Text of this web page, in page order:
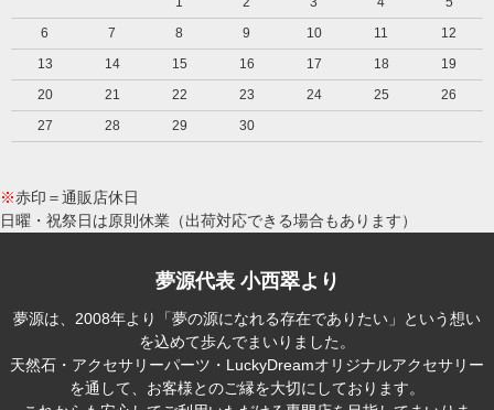
6
7 8 9 10 11
12
13
14 15 16 17 18
19
20
21 22 23 24 25
26
27
28 29 30
※赤印＝通販店休日
日曜・祝祭日は原則休業（出荷対応できる場合もあります）
夢源代表 小西翠より
夢源は、2008年より「夢の源になれる存在でありたい」という想い
を込めて歩んでまいりました。
天然石・アクセサリーパーツ・LuckyDreamオリジナルアクセサリー
を通して、お客様とのご縁を大切にしております。